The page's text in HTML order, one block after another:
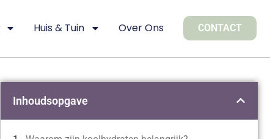
Huis & Tuin Over Ons CONTACT
Inhoudsopgave